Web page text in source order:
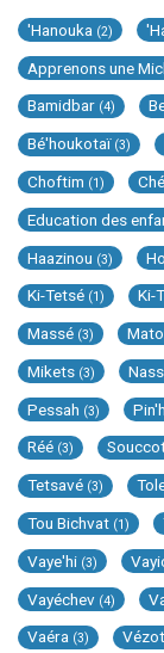
'Hanouka (2)
Apprenons une
Bamidbar (4)
Bé'houkotaï (3)
Choftim (1)
Education des
Haazinou (3)
Ki-Tetsé (1) Ki-
Massé (3)
Mikets (3)
Pessah (3)
Réé (3)
Tetsavé (3)
Tou Bichvat (1)
Vaye'hi (3)
Vayéchev (4)
Vaéra (3)